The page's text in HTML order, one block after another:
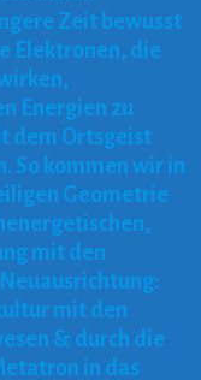
Zeit bewusst
Elektronen, die
Energien zu
dem Ortsgeist
So kommen wir in
Geometrie
mit den
mit den
& durch die
in das